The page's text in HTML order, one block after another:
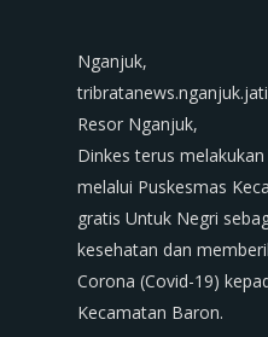
Nganjuk,
Resor Nganjuk,
Dinkes terus
melalui Puskesmas
gratis Untuk Negri
kesehatan dan
Corona (Covid-19)
Kecamatan Baron.